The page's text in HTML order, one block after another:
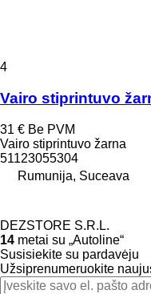
4
Vairo stiprintuvo
31 € Be PVM
Vairo stiprintuvo žarna
51123055304
Rumunija, Suceava
DEZSTORE S.R.L.
14 metai su „Autoline“
Susisiekite su pardavėju
Užsiprenumeruokite